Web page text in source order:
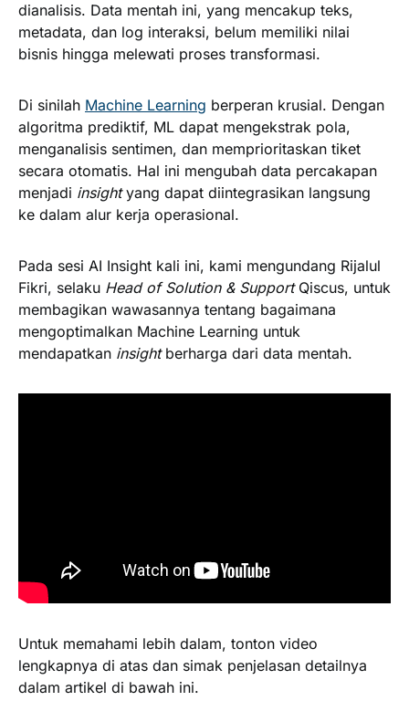
dianalisis. Data mentah ini, yang mencakup teks,
metadata, dan log interaksi, belum memiliki nilai
bisnis hingga melewati proses transformasi.
Di sinilah Machine Learning berperan krusial. Dengan
algoritma prediktif, ML dapat mengekstrak pola,
menganalisis sentimen, dan memprioritaskan tiket
secara otomatis. Hal ini mengubah data percakapan
menjadi insightyang dapat diintegrasikan langsung
ke dalam alur kerja operasional.
Pada sesi AI Insight kali ini, kami mengundang Rijalul
Fikri, selaku Head of Solution & SupportQiscus, untuk
membagikan wawasannya tentang bagaimana
mengoptimalkan Machine Learning untuk
mendapatkan insightberharga dari data mentah.
Untuk memahami lebih dalam, tonton video
lengkapnya di atas dan simak penjelasan detailnya
dalam artikel di bawah ini.